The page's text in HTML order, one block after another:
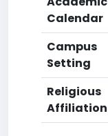
Calendar
Campus
Setting
Religious
Affiliation